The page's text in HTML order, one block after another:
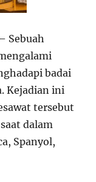
Sebuah
badai
Kejadian ini
tersebut
dalam
Spanyol,